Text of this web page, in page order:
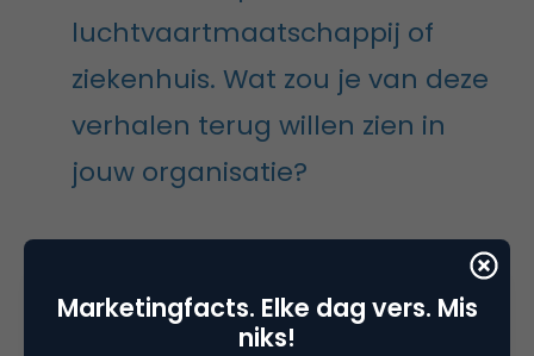
luchtvaartmaatschappij of
ziekenhuis. Wat zou je van deze
verhalen terug willen zien in
jouw organisatie?
brengen. Creëer van alle opdrachten tastbaar
bewijsmateriaal. Een video, een poster met ideeën
Marketingfacts. Elke dag vers. Mis
niks!